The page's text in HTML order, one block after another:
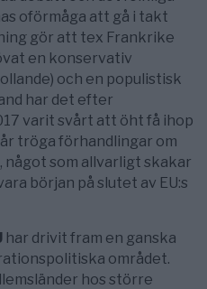
oförmåga att gå i takt
gör att tex Frankrike
en konservativ
och en populistisk
har det efter
varit svårt att öht få ihop
tröga förhandlingar om
något som allvarligt skakar
början på slutet av EU:s
har drivit fram en ganska
området.
hos större